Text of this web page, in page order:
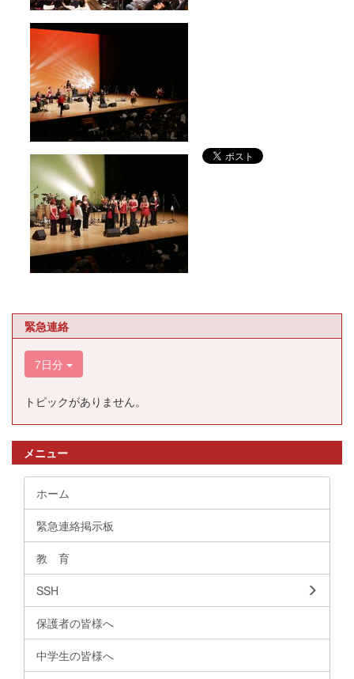
緊急連絡
7日分
トピックがありません。
メニュー
ホーム
緊急連絡掲示板
教 育
SSH
保護者の皆様へ
中学生の皆様へ